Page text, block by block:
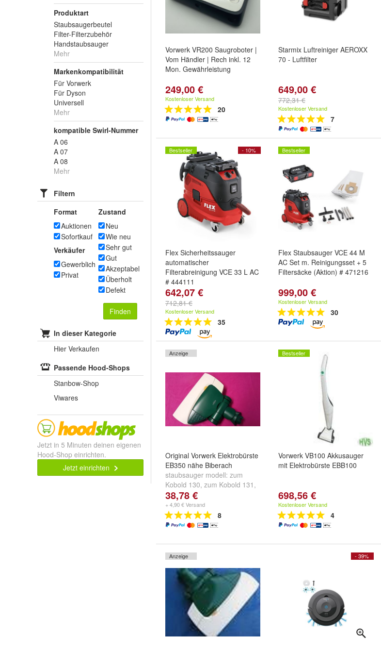
Produktart
Staubsaugerbeutel
Filter-Filterzubehör
Handstaubsauger
Mehr
Markenkompatibilität
Für Vorwerk
Für Dyson
Universell
Mehr
kompatible Swirl-Nummer
A 06
A 07
A 08
Mehr
Filtern
Format
Auktionen
Sofortkauf
Verkäufer
Gewerblich
Privat
Zustand
Neu
Wie neu
Sehr gut
Gut
Akzeptabel
Überholt
Defekt
Finden
In dieser Kategorie
Hier Verkaufen
Passende Hood-Shops
Stanbow-Shop
Viwares
Jetzt in 5 Minuten deinen eigenen
Hood-Shop einrichten.
Jetzt einrichten
Vorwerk VR200 Saugroboter |
Vom Händler | Rech inkl. 12
Mon. Gewährleistung
249,00 €
Kostenloser Versand
20
Starmix Luftreiniger AEROXX
70 - Luftfilter
649,00 €
772,31 €
Kostenloser Versand
7
- 10%
Bestseller
Flex Sicherheitssauger
automatischer
Filterabreinigung VCE 33 L AC
# 444111
642,07 €
712,81 €
Kostenloser Versand
35
Bestseller
Flex Staubsauger VCE 44 M
AC Set m. Reinigungsset + 5
Filtersäcke (Aktion) # 471216
999,00 €
Kostenloser Versand
30
Anzeige
Original Vorwerk Elektrobürste
EB350 nähe Biberach
staubsauger modell: zum
Kobold 130, zum Kobold 131 ,
zum Kobold 135
...
38,78 €
+ 4,90 € Versand
8
Bestseller
Vorwerk VB100 Akkusauger
mit Elektrobürste EBB100
698,56 €
Kostenloser Versand
4
Anzeige - 39%